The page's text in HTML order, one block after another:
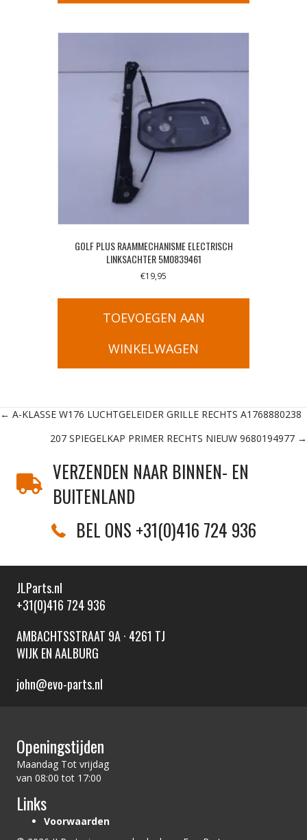
GOLF PLUS RAAMMECHANISME ELECTRISCH
LINKSACHTER 5M0839461
€19,95
TOEVOEGEN AAN
WINKELWAGEN
Posts
navigation
← A-KLASSE W176 LUCHTGELEIDER GRILLE RECHTS A1768880238
207 SPIEGELKAP PRIMER RECHTS NIEUW 9680194977 →
VERZENDEN NAAR BINNEN- EN
BUITENLAND
BEL ONS +31(0)416 724 936
JLParts.nl
+31(0)416 724 936
AMBACHTSSTRAAT 9A · 4261 TJ
WIJK EN AALBURG
john@evo-parts.nl
Openingstijden
Maandag Tot vrijdag
van 08:00 tot 17:00
Links
Voorwaarden